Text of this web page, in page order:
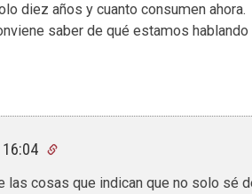
diez años y cuanto consumen ahora.
saber de qué estamos hablando
las cosas que indican que no solo sé